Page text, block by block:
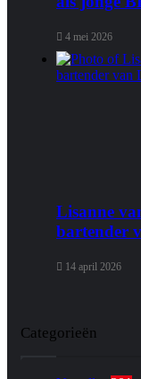
4 mei 2026
Lisanne
bartender
14 april 2026
Categorieën